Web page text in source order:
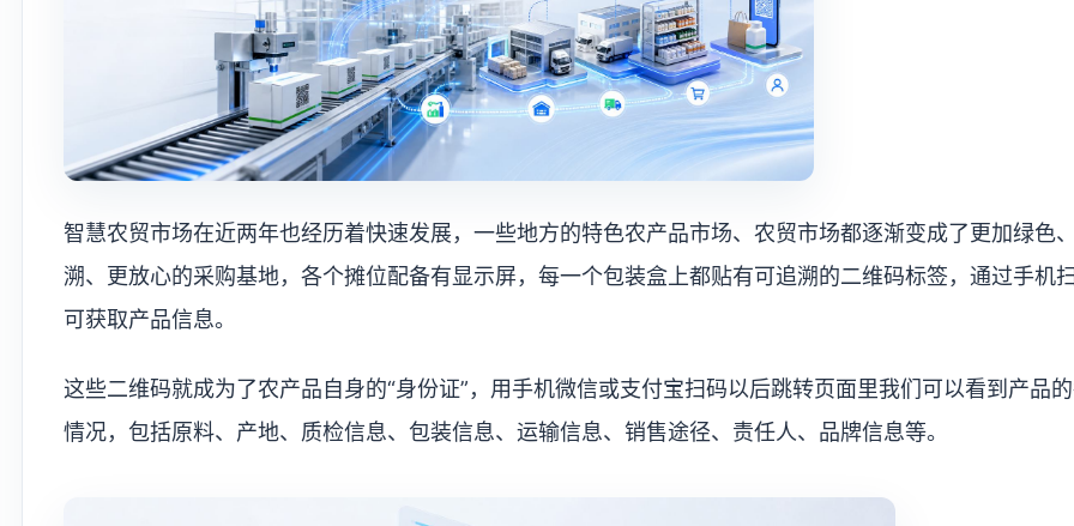
智慧农贸市场在近两年也经历着快速发展，一些地方的特色农产品市场、农贸市场都逐渐变成了更加绿色
溯、更放心的采购基地，各个摊位配备有显示屏，每一个包装盒上都贴有可追溯的二维码标签，通过手机
可获取产品信息。
这些二维码就成为了农产品自身的“身份证”，用手机微信或支付宝扫码以后跳转页面里我们可以看到产品
情况，包括原料、产地、质检信息、包装信息、运输信息、销售途径、责任人、品牌信息等。